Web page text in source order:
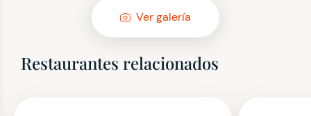
Ver galería
Restaurantes relacionados